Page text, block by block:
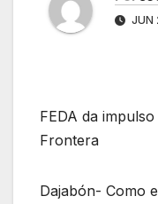
JUN
FEDA da
Frontera
Dajabón- Como